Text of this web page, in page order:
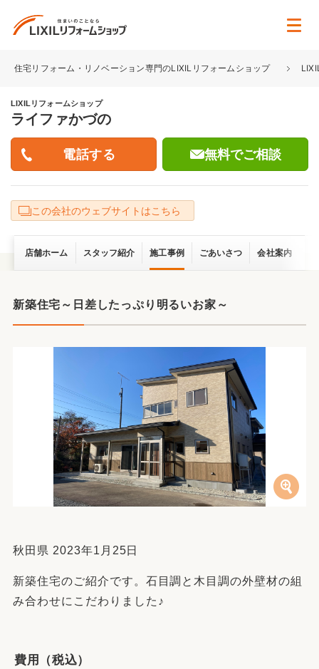
住宅リフォーム・リノベーション専門のLIXILリフォームショップ
LIXILリフォームショップ
ライファかづの
無料でご相談
この会社のウェブサイトはこちら
店舗ホーム スタッフ紹介 施工事例 ごあいさつ 会社案内
新築住宅～日差したっぷり明るいお家～
秋田県 2023年1月25日
新築住宅のご紹介です。石目調と木目調の外壁材の組
み合わせにこだわりました♪
費用（税込）